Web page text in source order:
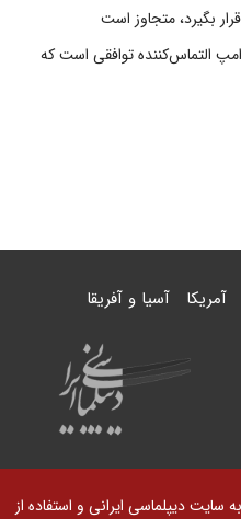
بگیرد، متجاوز است
التماس‌کننده توافقی است که
آمریکا آسیا و آفریقا
دیپلماسی ایرانی و استفاده از